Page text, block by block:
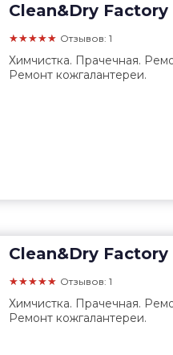
Clean&Dry Factory
★★★★★ Отзывов: 1
Химчистка. Прачечная.
Ремонт кожгалантереи.
Clean&Dry Factory
★★★★★ Отзывов: 1
Химчистка. Прачечная.
Ремонт кожгалантереи.